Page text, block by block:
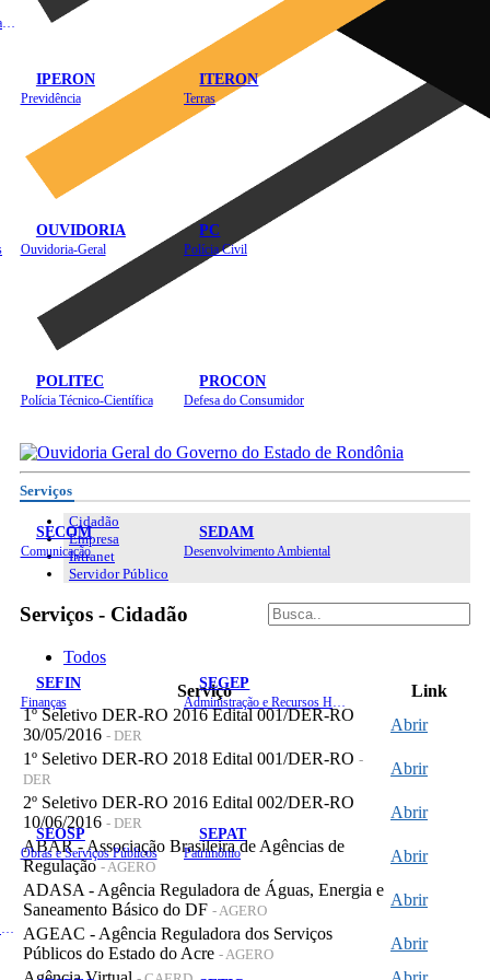
IPERON
Previdência
ITERON
Terras
OUVIDORIA
Ouvidoria-Geral
PC
Polícia Civil
POLITEC
Polícia Técnico-Científica
PROCON
Defesa do Consumidor
SECOM
Comunicação
SEDAM
Desenvolvimento Ambiental
SEFIN
Finanças
SEGEP
SEOSP
Obras e Serviços Públicos
SEPAT
Patrimônio
Serviços
Cidadão
Empresa
Intranet
Servidor Público
Serviços - Cidadão
Todos
Serviço
Link
1º Seletivo DER-RO 2016 Edital 001/DER-RO
30/05/2016 - DER
Abrir
1º Seletivo DER-RO 2018 Edital 001/DER-RO -
DER
Abrir
2º Seletivo DER-RO 2016 Edital 002/DER-RO
10/06/2016 - DER
Abrir
ABAR - Associação Brasileira de Agências de
Regulação- AGERO
Abrir
ADASA - Agência Reguladora de Águas, Energia e
Saneamento Básico do DF - AGERO
Abrir
AGEAC - Agência Reguladora dos Serviços
Públicos do Estado do Acre - AGERO
Abrir